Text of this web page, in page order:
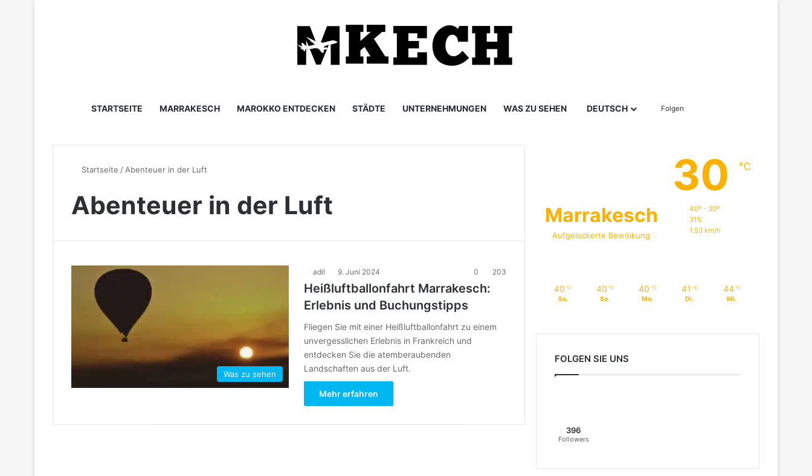
STARTSEITE MARRAKESCH MAROKKO ENTDECKEN STÄDTE UNTERNEHMUNGEN WAS ZU SEHEN DEUTSCH Folgen
Startseite / Abenteuer in der Luft
Abenteuer in der Luft
Was zu sehen
adil 9. Juni 2024 0 203
Heißluftballonfahrt Marrakesch:
Erlebnis und Buchungstipps
Fliegen Sie mit einer Heißluftballonfahrt zu einem
unvergesslichen Erlebnis in Frankreich und
entdecken Sie die atemberaubenden
Landschaften aus der Luft.
Mehr erfahren
Marrakesch
Aufgelockerte Bewölkung
30 ℃
40º - 30º
31%
1.53 km/h
40 ℃
Sa.
40 ℃
So.
40 ℃
Mo.
41 ℃
Di.
44 ℃
Mi.
FOLGEN SIE UNS
396
Followers